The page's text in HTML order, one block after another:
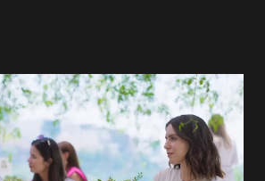
encontrar o homem que realmente
já que dedica todas as suas energias a
estudando e se orgulhando de
da família a ingressar na